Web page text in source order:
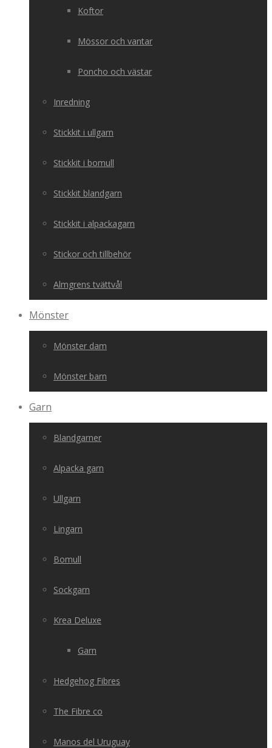
Koftor
Mössor och vantar
Poncho och västar
Inredning
Stickkit i ullgarn
Stickkit i bomull
Stickkit blandgarn
Stickkit i alpackagarn
Stickor och tillbehör
Almgrens tvättvål
Mönster
Mönster dam
Mönster barn
Garn
Blandgarner
Alpacka garn
Ullgarn
Lingarn
Bomull
Sockgarn
Krea Deluxe
Garn
Hedgehog Fibres
The Fibre co
Manos del Uruguay